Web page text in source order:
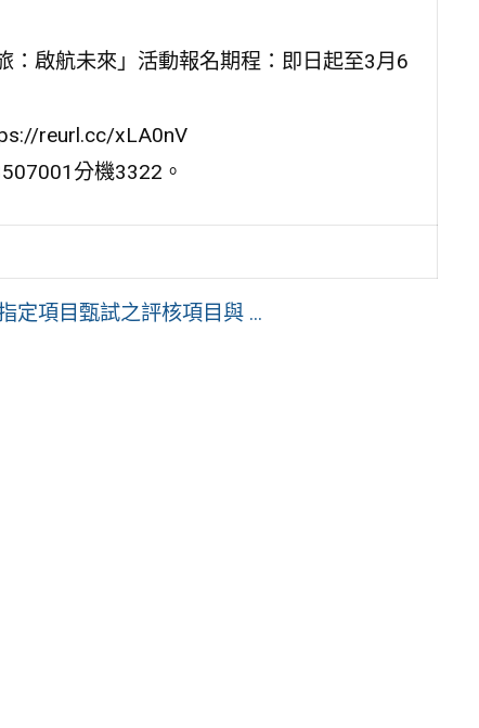
：啟航未來」活動報名期程：即日起至3月6
reurl.cc/xLA0nV
分機3322。
定項目甄試之評核項目與 ...